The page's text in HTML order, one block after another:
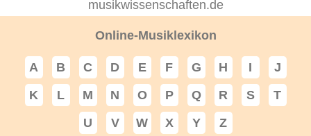
musikwissenschaften.de
Online-Musiklexikon
A B C D E F G H I
J
K
L M N O P Q R S
T
U
V W X Y Z